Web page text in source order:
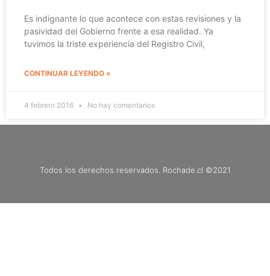
Es indignante lo que acontece con estas revisiones y la
pasividad del Gobierno frente a esa realidad. Ya
tuvimos la triste experiencia del Registro Civil,
CONTINUAR LEYENDO »
4 febrero 2016 No hay comentarios
Todos los derechos reservados. Rochade.cl ©2021